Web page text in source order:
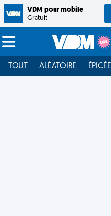
VDM pour mobile
Gratuit
TOUT ALÉATOIRE ÉPICÉE